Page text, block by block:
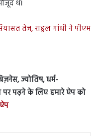
थे।
तेज, राहुल गांधी ने पीएम
ज्योतिष, धर्म-
पढ़ने के लिए हमारे ऐप को